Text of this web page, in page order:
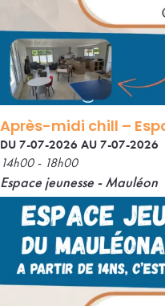
Après-midi chill –
DU 7-07-2026 AU 7-07-2026
14h00 - 18h00
Espace jeunesse - Mauléon